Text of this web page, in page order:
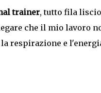
trainer, tutto fila
che il mio lavoro
respirazione e